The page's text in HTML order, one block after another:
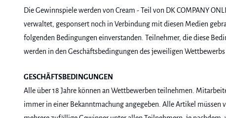
Die Gewinnspiele werden von Cream - Teil von DK COMPANY
verwaltet, gesponsert noch in Verbindung mit diesen Medien
folgenden Bedingungen einverstanden. Teilnehmer, die diese
werden in den Geschäftsbedingungen des jeweiligen Wettbewerbs
GESCHÄFTSBEDINGUNGEN
Alle über 18 Jahre können an Wettbewerben teilnehmen.
immer in einer Bekanntmachung angegeben. Alle Artikel müssen